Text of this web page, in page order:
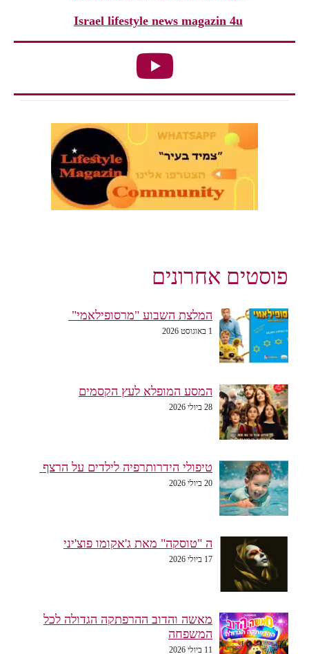
Israel lifestyle news magazin 4u
פוסטים אחרונים
המלצת השבוע "מרסופילאמי"
1 באוגוסט 2026
המסע המופלא לעץ הקסמים
28 ביולי 2026
טיפולי הידרותרפיה לילדים על הרצף
20 ביולי 2026
ה "טוסקה" מאת ג'אקומו פוצ'יני
מאשה והדוב ההרפתקה הגדולה לכל
המשפחה
11 ביולי 2026